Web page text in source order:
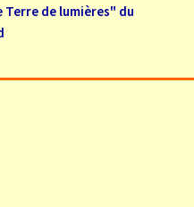
Terre de lumières" du